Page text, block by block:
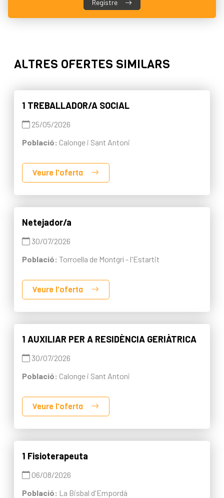
Registre
ALTRES OFERTES SIMILARS
1 TREBALLADOR/A SOCIAL
25/05/2026
Població: Calonge i Sant Antoni
Veure l'oferta
Netejador/a
30/07/2026
Població: Torroella de Montgrí - l'Estartit
Veure l'oferta
1 AUXILIAR PER A RESIDÈNCIA GERIÀTRICA
30/07/2026
Població: Calonge i Sant Antoni
Veure l'oferta
1 Fisioterapeuta
06/08/2026
Població: La Bisbal d'Empordà